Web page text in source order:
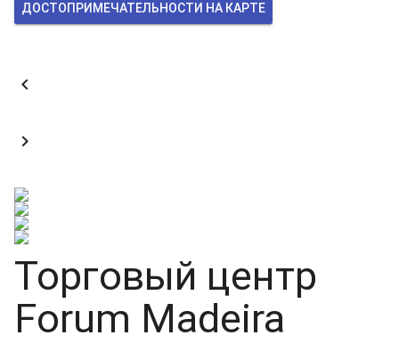
ДОСТОПРИМЕЧАТЕЛЬНОСТИ НА КАРТЕ


Торговый центр
Forum Madeira